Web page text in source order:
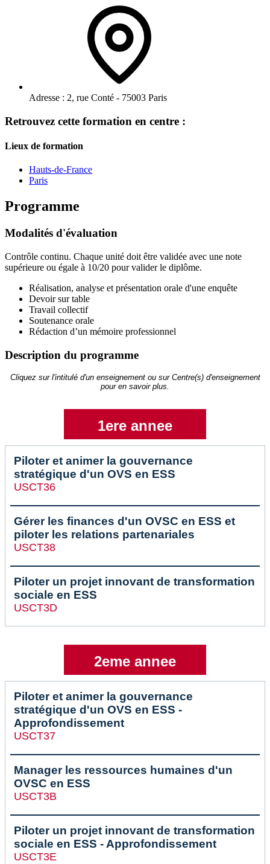
Adresse : 2, rue Conté - 75003 Paris
Retrouvez cette formation en centre :
Lieux de formation
Hauts-de-France
Paris
Programme
Modalités d'évaluation
Contrôle continu. Chaque unité doit être validée avec une note
supérieure ou égale à 10/20 pour valider le diplôme.
Réalisation, analyse et présentation orale d'une enquête
Devoir sur table
Travail collectif
Soutenance orale
Rédaction d’un mémoire professionnel
Description du programme
Cliquez sur l'intitulé d'un enseignement ou sur Centre(s) d'enseignement
pour en savoir plus.
1ere annee
Piloter et animer la gouvernance
stratégique d'un OVS en ESS
USCT36
Gérer les finances d'un OVSC en ESS et
piloter les relations partenariales
USCT38
Piloter un projet innovant de transformation
sociale en ESS
USCT3D
2eme annee
Piloter et animer la gouvernance
stratégique d'un OVS en ESS -
Approfondissement
USCT37
Manager les ressources humaines d'un
OVSC en ESS
USCT3B
Piloter un projet innovant de transformation
sociale en ESS - Approfondissement
USCT3E